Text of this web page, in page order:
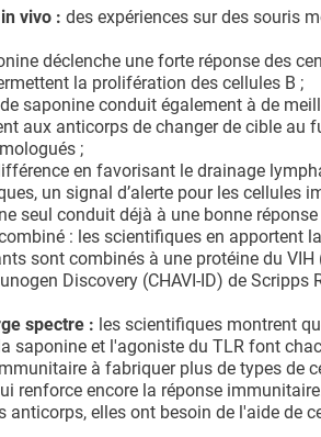
vivo : des expériences sur des souris
déclenche une forte réponse des
la prolifération des cellules B ;
saponine conduit également à de
aux anticorps de changer de cible au
;
en favorisant le drainage
un signal d’alerte pour les cellules
seul conduit déjà à une bonne
: les scientifiques en apportent
sont combinés à une protéine du
Discovery (CHAVI-ID) de Scripps
spectre : les scientifiques montrent
saponine et l'agoniste du TLR font
à fabriquer plus de types de
renforce encore la réponse
anticorps, elles ont besoin de l'aide de